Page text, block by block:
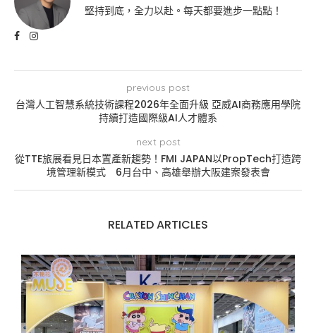
堅持到底，全力以赴。每天都要進步一點點！
previous post
台灣人工智慧系統技術課程2026年全面升級 亞威AI商務應用學院
持續打造國際級AI人才體系
next post
從TTE旅展看見日本置產新趨勢！FMI JAPAN以PropTech打造跨
境管理新模式 6月台中、高雄舉辦大阪建案發表會
RELATED ARTICLES